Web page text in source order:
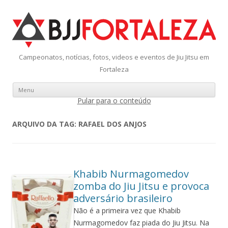
Campeonatos, notícias, fotos, videos e eventos de Jiu Jitsu em
Fortaleza
Menu
Pular para o conteúdo
ARQUIVO DA TAG: RAFAEL DOS ANJOS
Khabib Nurmagomedov
zomba do Jiu Jitsu e provoca
adversário brasileiro
Não é a primeira vez que Khabib
Nurmagomedov faz piada do Jiu Jitsu. Na